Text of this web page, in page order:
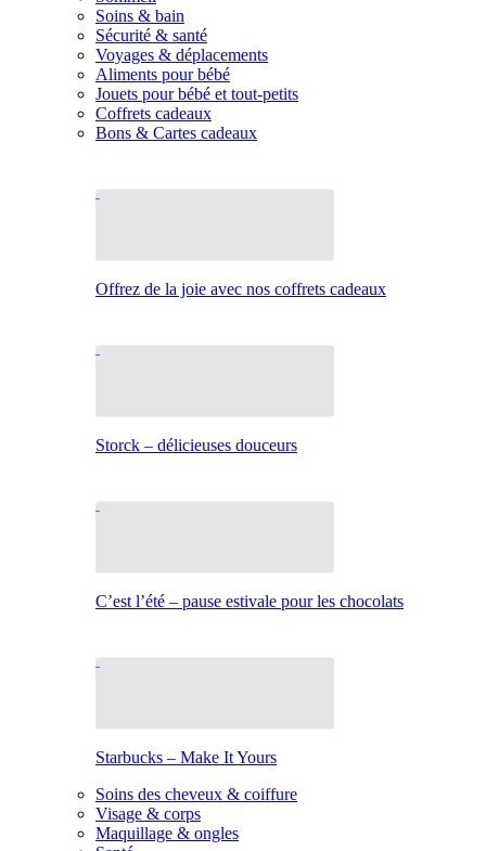
Soins & bain
Sécurité & santé
Voyages & déplacements
Aliments pour bébé
Jouets pour bébé et tout-petits
Coffrets cadeaux
Bons & Cartes cadeaux
Offrez de la joie avec nos coffrets cadeaux
Storck – délicieuses douceurs
C’est l’été – pause estivale pour les chocolats
Starbucks – Make It Yours
Soins des cheveux & coiffure
Visage & corps
Maquillage & ongles